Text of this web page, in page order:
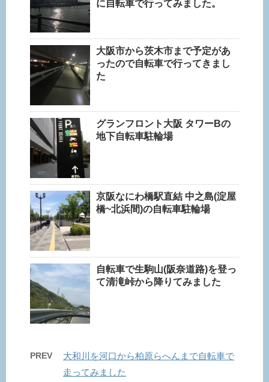
に自転車で行ってみました。
大阪市から茨木市まで予定があ
ったので自転車で行ってきまし
た
グランフロント大阪 タワーBの
地下自転車駐輪場
京阪なにわ橋駅直結 中之島(淀屋
橋~北浜間)の自転車駐輪場
自転車で生駒山(阪奈道路)を登っ
て清滝峠から降りてみました
PREV
大和川を河口から柏原らへんまで自転車で
走ってみました